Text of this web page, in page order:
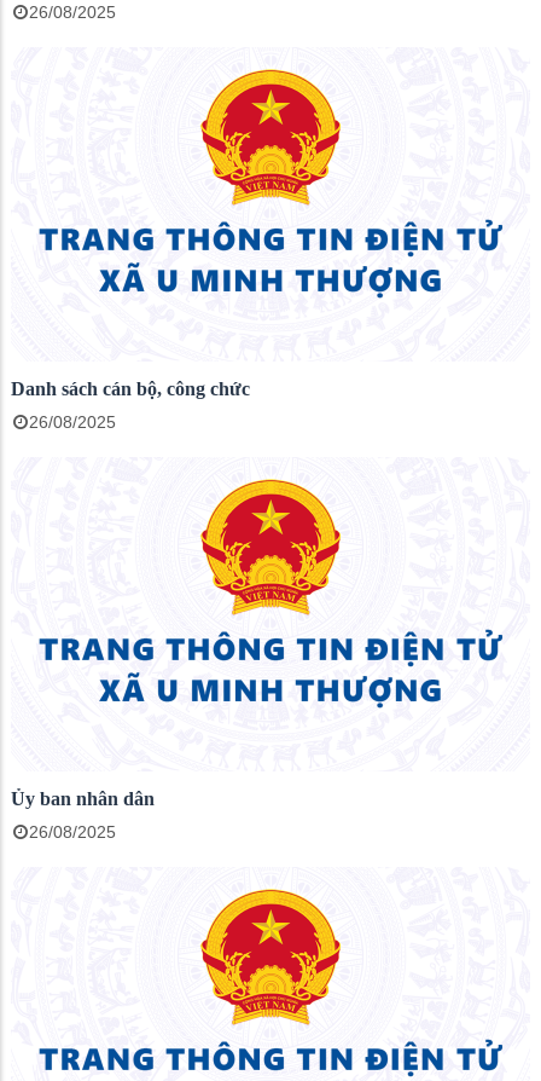
26/08/2025
Danh sách cán bộ, công chức
26/08/2025
Ủy ban nhân dân
26/08/2025